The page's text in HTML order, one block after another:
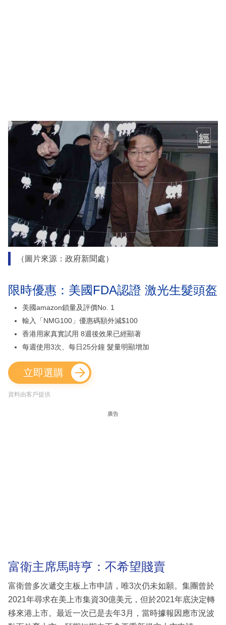
（圖片來源：政府新聞處）
限時優惠：美國FDA認證 激光生髮頭盔
美國amazon鎖量及評價No. 1
輸入「NMG100」優惠碼額外減$100
香港用家真實試用 8週後效果已經顯著
每週使用3次、每日25分鐘 髮量明顯增加
立即選購
資料由客戶提供
廣告
富衛主席馬時亨：不希望賤賣
富衛曾多次遞交主板上市申請，唯3次仍未如願。集團曾於
2021年尋求在美上市集資30億美元，但於2021年底決定轉
移來港上市。最近一次已是去年3月，當時據報因應市況波